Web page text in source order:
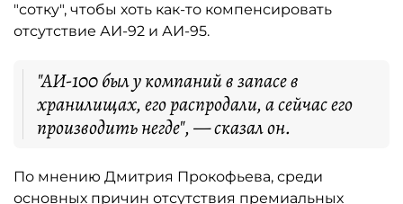
"сотку", чтобы хоть как-то компенсировать
отсутствие АИ-92 и АИ-95.
"АИ-100 был у компаний в запасе в
хранилищах, его распродали, а сейчас его
производить негде", — сказал он.
По мнению Дмитрия Прокофьева, среди
основных причин отсутствия премиальных